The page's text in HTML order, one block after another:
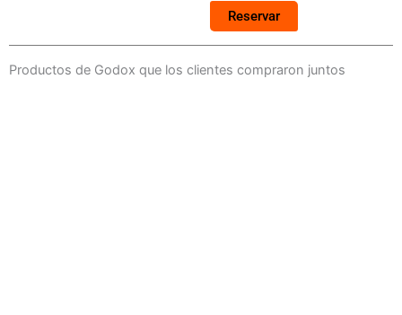
Reservar
Productos de Godox que los clientes compraron juntos